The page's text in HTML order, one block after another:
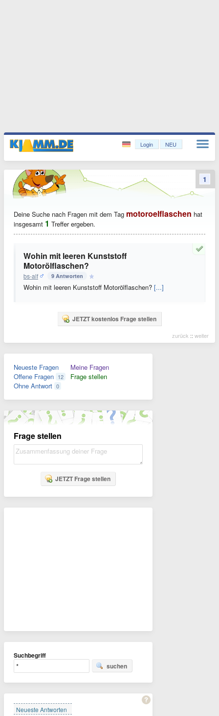
Login NEU
Deine Suche nach Fragen mit dem Tag motoroelflaschen hat
insgesamt 1 Treffer ergeben.
Wohin mit leeren Kunststoff
Motorölflaschen?
bs-alf 9 Antworten
Wohin mit leeren Kunststoff Motorölflaschen? [...]
JETZT kostenlos Frage stellen
zurück :: weiter
1
Neueste Fragen
Offene Fragen 12
Ohne Antwort 0
Meine Fragen
Frage stellen
Frage stellen
JETZT Frage stellen
Suchbegriff
suchen
Neueste Antworten